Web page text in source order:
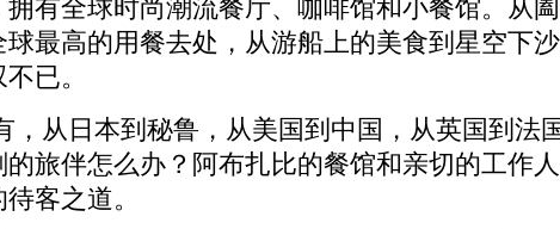
最高的用餐去处，从游船上的美食到星空下
已。
从日本到秘鲁，从美国到中国，从英国到法
旅伴怎么办？阿布扎比的餐馆和亲切的工作
客之道。